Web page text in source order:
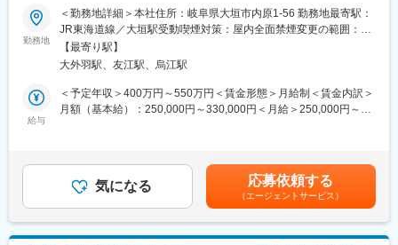
画、立ち上げ、コンサルティング、オペレーション管理、システ
ム・インフラ整備までを一括提供しています。
変更の範囲：会社の定める業務
顧客が多く、サービス品質の向上と業務の徹底した効率化に取り
組んでいることから厚い信頼をいただき、平均継続取引年数は
21.5年です。
■職務概要：
顧客からの試験依頼に対して、試験設計からその実施まで対応し
ていただきます。
また、適性を考慮し、将来的にリーダーをお任せする可能性がご
ざいます。
■職務詳細：
験）の試験対応をお願いします。
※将来的には、顧客との打ち合わせ（課題への解決策案の提示）か
らデータ送付作業まで、案件の始まりから終わりまでをお任せし
勤務地
＜勤務地詳細＞本社住所：岐阜県大垣市内原1-56 勤務地最寄駅：
JR東海道線／大垣駅受動喫煙対策：屋内全面禁煙変更の範囲：会
社の定める事業所
【最寄り駅】
大外羽駅、友江駅、烏江駅
給与
＜予定年収＞400万円～550万円＜賃金形態＞月給制＜賃金内訳＞
月額（基本給）：250,000円～330,000円＜月給＞250,000円～
じて上下する可能性があります。月給(月額)は固定手当を含めた表
記です。気になる 応募依頼する
（エージェントサービス）